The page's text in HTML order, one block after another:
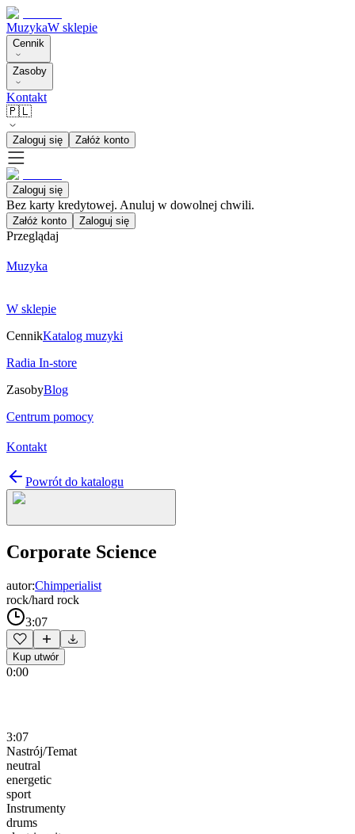
MuzykaW sklepie
Cennik
Zasoby
Kontakt
🇵🇱
Zaloguj się Załóż konto
Zaloguj się
Bez karty kredytowej. Anuluj w dowolnej chwili.
Załóż konto Zaloguj się
Przeglądaj
Muzyka
W sklepie
CennikKatalog muzyki
Radia In-store
ZasobyBlog
Centrum pomocy
Kontakt
Powrót do katalogu
Corporate Science
autor:Chimperialist
rock/hard rock
3:07
Kup utwór
0:00
3:07
Nastrój/Temat
neutral
energetic
sport
Instrumenty
drums